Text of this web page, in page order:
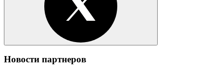
Новости партнеров